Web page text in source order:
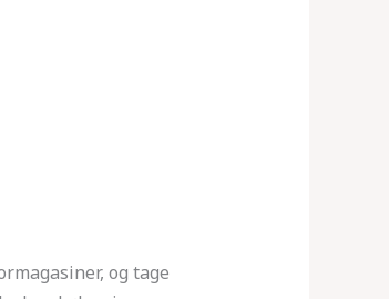
og tage